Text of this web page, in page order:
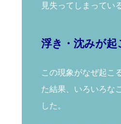
見失ってしまってい
浮き・沈みが起
この現象がなぜ起こ
た結果、いろいろな
した。